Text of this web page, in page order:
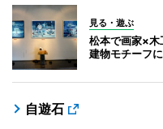
見る・遊ぶ
松本で画家×木
建物モチーフに
自遊石